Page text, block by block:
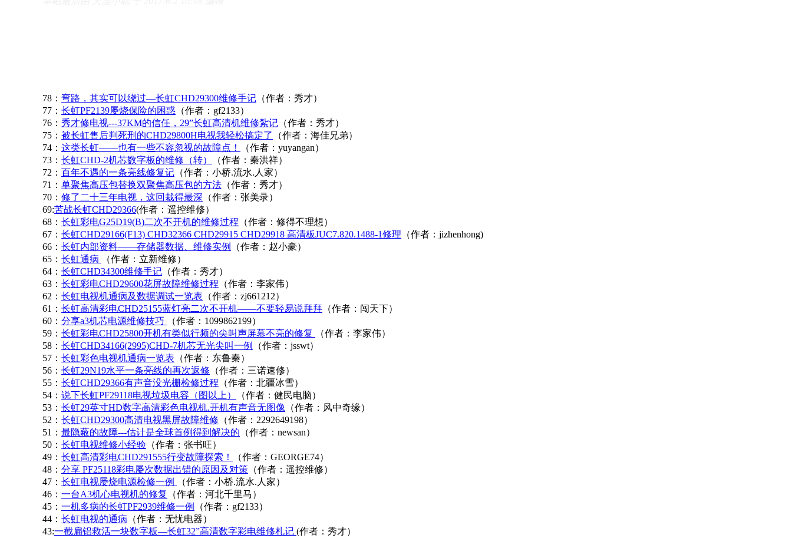
78： 弯路，其实可以绕过—长虹CHD29300维修手记 （作者：秀才）
77： 长虹PF2139屡烧保险的困惑 （作者：gf2133）
76： 秀才修电视---37KM的信任，29”长虹高清机维修紮记 （作者：秀才）
75： 被长虹售后判死刑的CHD29800H电视我轻松搞定了
（作者：海佳兄弟）
74： 这类长虹——也有一些不容忽视的故障点！
（作者：yuyangan）
73： 长虹CHD-2机芯数字板的维修（转）
（作者：秦洪祥）
72： 百年不遇的一条亮线修复记 （作者：小桥.流水.人家）
71： 单聚焦高压包替换双聚焦高压包的方法 （作者：秀才）
70： 修了二十三年电视，这回栽得最深 （作者：张美录）
69:苦战长虹CHD29366(作者：遥控维修）
68： 长虹彩电G25D19(B)二次不开机的维修过程 （作者：修得不理想）
67： 长虹CHD29166(F13) CHD32366 CHD29915 CHD29918 高清板JUC7.820.1488-1修理 （作者：jizhenhong)
66： 长虹内部资料——存储器数据、维修实例
（作者：赵小豪）
65： 长虹通病
（作者：立新维修）
64： 长虹CHD34300维修手记 （作者：秀才）
63： 长虹彩电CHD29600花屏故障维修过程 （作者：李家伟）
62： 长虹电视机通病及数据调试一览表 （作者：zj661212）
61： 长虹高清彩电CHD25155蓝灯亮二次不开机——不要轻易说拜拜 （作者：闯天下）
60： 分享a3机芯电源维修技巧
（作者：1099862199）
59： 长虹彩电CHD25800开机有类似行频的尖叫声屏幕不亮的修复
（作者：李家伟）
58： 长虹CHD34166(2995)CHD-7机芯无光尖叫一例
（作者：jsswt）
57： 长虹彩色电视机通病一览表 （作者：东鲁秦）
56： 长虹29N19水平一条亮线的再次返修 （作者：三诺速修）
55： 长虹CHD29366有声音没光栅检修过程 （作者：北疆冰雪）
54： 说下长虹PF29118电视垃圾电容（图以上）
（作者：健民电脑）
53： 长虹29英寸HD数字高清彩色电视机.开机有声音无图像 （作者：风中奇缘）
52： 长虹CHD29300高清电视黑屏故障维修 （作者：2292649198）
51： 最隐蔽的故障---估计是全球首例得到解决的 （作者：newsan）
50： 长虹电视维修小经验 （作者：张书旺）
49： 长虹高清彩电CHD291555行变故障探索！
（作者：GEORGE74）
48： 分享 PF25118彩电屡次数据出错的原因及对策 （作者：遥控维修）
47： 长虹电视屡烧电源检修一例
（作者：小桥.流水.人家）
46： 一台A3机心电视机的修复
（作者：河北千里马）
45： 一机多病的长虹PF2939维修一例
（作者：gf2133）
44： 长虹电视的通病 （作者：无忧电器）
43:一截扁铝救活一块数字板—长虹32”高清数字彩电维修札记 (作者：秀才）